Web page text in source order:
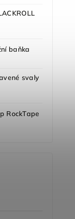
baňka
svaly
RockTape